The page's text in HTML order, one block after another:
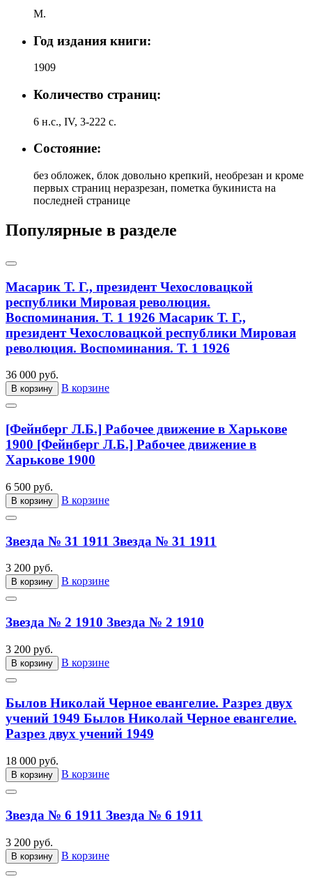
М.
Год издания книги:
1909
Количество страниц:
6 н.с., IV, 3-222 c.
Состояние:
без обложек, блок довольно крепкий, необрезан и кроме
первых страниц неразрезан, пометка букиниста на
последней странице
Популярные в разделе
Масарик Т. Г., президент Чехословацкой
республики Мировая революция.
Воспоминания. Т. 1 1926 Масарик Т. Г.,
президент Чехословацкой республики Мировая
революция. Воспоминания. Т. 1 1926
36 000 руб.
В корзину В корзине
[Фейнберг Л.Б.] Рабочее движение в Харькове
1900 [Фейнберг Л.Б.] Рабочее движение в
Харькове 1900
6 500 руб.
В корзину В корзине
Звезда № 31 1911 Звезда № 31 1911
3 200 руб.
В корзину В корзине
Звезда № 2 1910 Звезда № 2 1910
3 200 руб.
В корзину В корзине
Былов Николай Черное евангелие. Разрез двух
учений 1949 Былов Николай Черное евангелие.
Разрез двух учений 1949
18 000 руб.
В корзину В корзине
Звезда № 6 1911 Звезда № 6 1911
3 200 руб.
В корзину В корзине